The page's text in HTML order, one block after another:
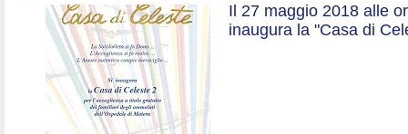
Il 27 maggio 2018 alle
inaugura la "Casa di